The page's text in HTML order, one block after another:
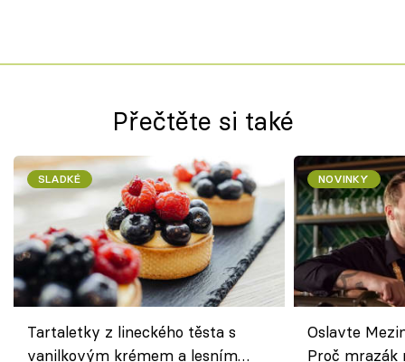
Přečtěte si také
SLADKÉ
Tartaletky z lineckého těsta s
vanilkovým krémem a lesním
NOVINKY
Oslavte
Proč